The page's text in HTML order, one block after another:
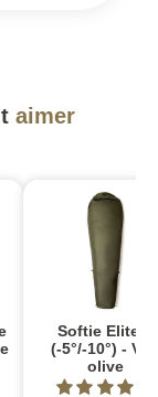
aimer
Softie Elite 3
(-5°/-10°) -
olive